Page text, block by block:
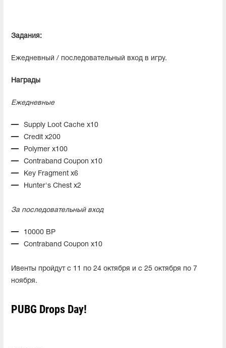
Задания:
Ежедневный / последовательный вход в игру.
Награды
Ежедневные
Supply Loot Cache x10
Credit x200
Polymer x100
Contraband Coupon x10
Key Fragment x6
Hunter's Chest x2
За последовательный вход
10000 BP
Contraband Coupon x10
Ивенты пройдут с 11 по 24 октября и с 25 октября по 7
ноября.
PUBG Drops Day!